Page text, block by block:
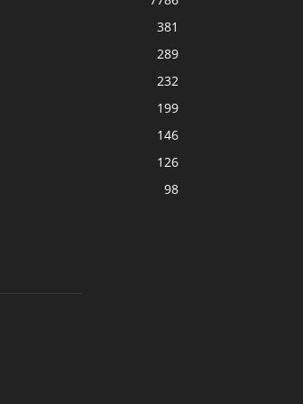
381
289
232
199
146
126
98